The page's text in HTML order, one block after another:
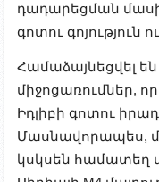
դադարեցման
գոտու գոյություն
Համաձայնեցվել
միջոցառումներ,
Իդլիբի գոտու
Մասնավորապես,
կսկսեն համատեղ